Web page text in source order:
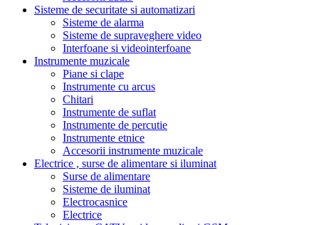
Sisteme de securitate si automatizari
Sisteme de alarma
Sisteme de supraveghere video
Interfoane si videointerfoane
Instrumente muzicale
Piane si clape
Instrumente cu arcus
Chitari
Instrumente de suflat
Instrumente de percutie
Instrumente etnice
Accesorii instrumente muzicale
Electrice , surse de alimentare si iluminat
Surse de alimentare
Sisteme de iluminat
Electrocasnice
Electrice